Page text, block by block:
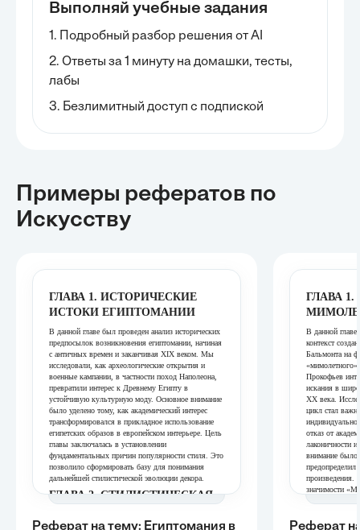
Выполняй учебные задания
1. Подробный разбор решения от AI
2. Ответы за 1 минуту на домашки, тесты,
лабы
3. Безлимитный доступ с подпиской
Примеры рефератов по
Искусству
ГЛАВА 1. ИСТОРИЧЕСКИЕ
ИСТОКИ ЕГИПТОМАНИИ
В данной главе был проведен анализ исторических
предпосылок возникновения египтомании, начиная
с античных времен и заканчивая XIX веком. Мы
исследовали, как археологические открытия и
военные кампании, в частности поход Наполеона,
превратили интерес к Древнему Египту в
устойчивую культурную моду. Основное внимание
было уделено тому, как академический интерес
трансформировался в прикладное использование
египетских образов в европейском интерьере. Цель
главы заключалась в установлении
фундаментальных причин популярности стиля. Это
позволило сформировать базу для понимания
дальнейшей стилистической эволюции декора.
ГЛАВА 2. СТИЛИСТИЧЕСКАЯ
Реферат на тему: Египтомания в
ГЛАВА
В данной главе
контекст
Бальмонта на
Прокофьев
искания в
XX века.
цикл стал
отказ от
лаконичности
внимание было
предопределил
произведения.
значимости
музыкальной
ГЛАВА
Реферат